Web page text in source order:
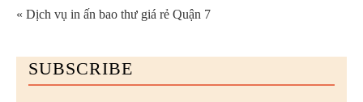
« Dịch vụ in ấn bao thư giá rẻ Quận 7
SUBSCRIBE